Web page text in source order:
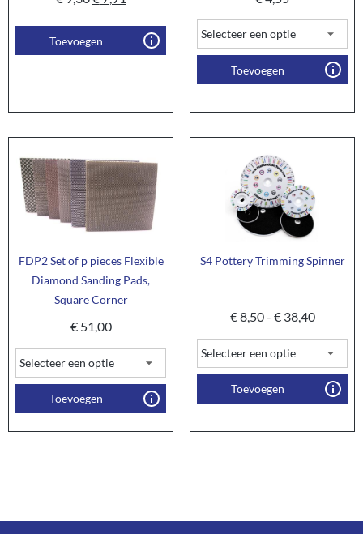
Toevoegen
Toevoegen
FDP2 Set of p pieces Flexible
Diamond Sanding Pads,
Square Corner
€51,00
Toevoegen
S4 Pottery Trimming Spinner
€8,50- €38,40
Toevoegen